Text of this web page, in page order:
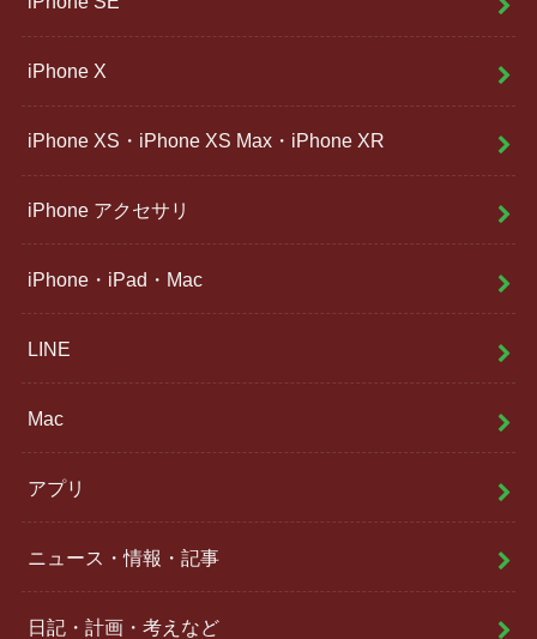
iPhone X
iPhone XS・iPhone XS Max・iPhone XR
iPhone アクセサリ
iPhone・iPad・Mac
LINE
Mac
アプリ
ニュース・情報・記事
日記・計画・考えなど